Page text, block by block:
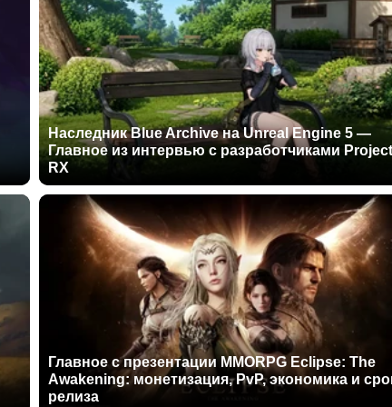
Наследник Blue Archive на Unreal Engine 5 —
Главное из интервью с разработчиками Project
RX
Главное с презентации MMORPG Eclipse: The
Awakening: монетизация, PvP, экономика и
релиза